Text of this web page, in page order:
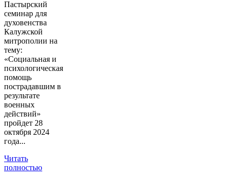
Пастырский
семинар для
духовенства
Калужской
митрополии на
тему:
«Социальная и
психологическая
помощь
пострадавшим в
результате
военных
действий»
пройдет 28
октября 2024
года...
Читать
полностью